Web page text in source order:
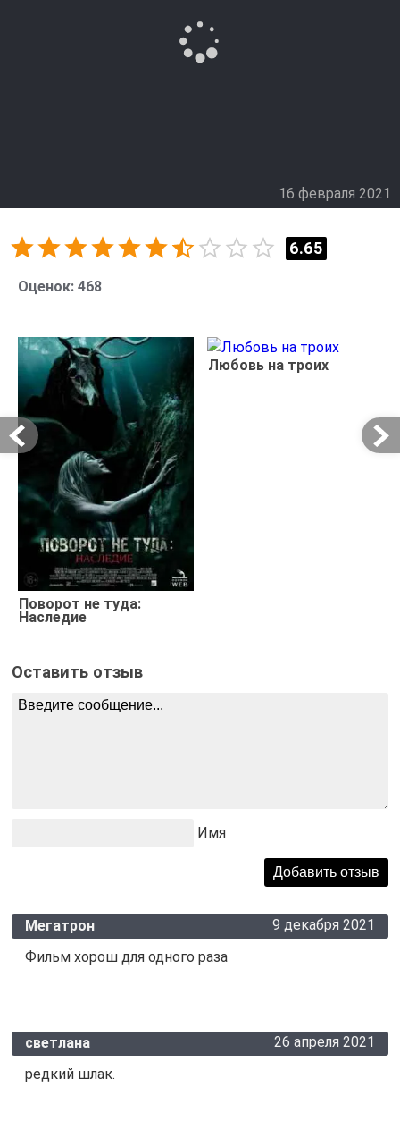
способна разрушить все живое. Единственный шанс
остановить катастрофу – найти путь в человеческий
мир и закрыть портал, пока чудовище не проникло
вновь, Артемис стоит перед сложным выбором:
союзникам в их вечной борьбе.
16 февраля 2021
6.65
Оценок: 468
Поворот не туда:
Наследие
Любовь на троих
Оставить отзыв
Имя
Мегатрон
9 декабря 2021
Фильм хорош для одного раза
светлана
26 апреля 2021
редкий шлак.